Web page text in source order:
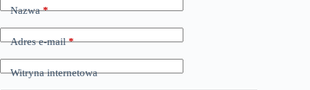
Nazwa*
Adres e-mail*
Witryna internetowa